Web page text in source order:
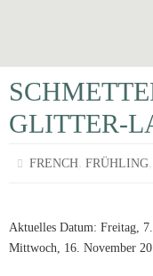
GLITTER-
FRENCH,FRÜHLING
Aktuelles Datum: Freitag,
Mittwoch, 16. November